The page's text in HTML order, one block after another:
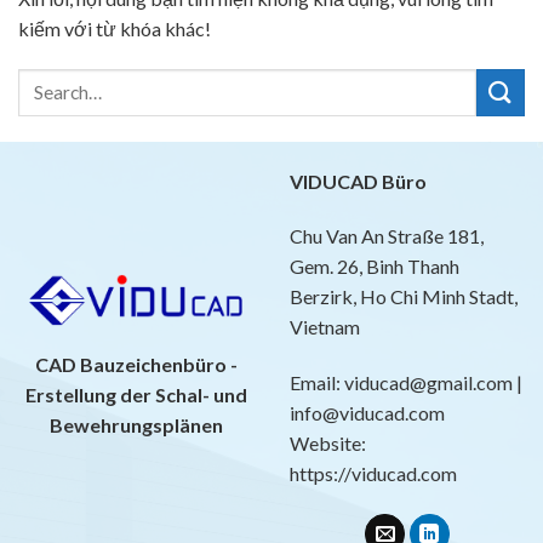
kiếm với từ khóa khác!
CAD Bauzeichenbüro -
Erstellung der Schal- und
Bewehrungsplänen
VIDUCAD Büro
Chu Van An Straße 181,
Gem. 26, Binh Thanh
Berzirk, Ho Chi Minh Stadt,
Vietnam
Email: viducad@gmail.com |
info@viducad.com
Website:
https://viducad.com